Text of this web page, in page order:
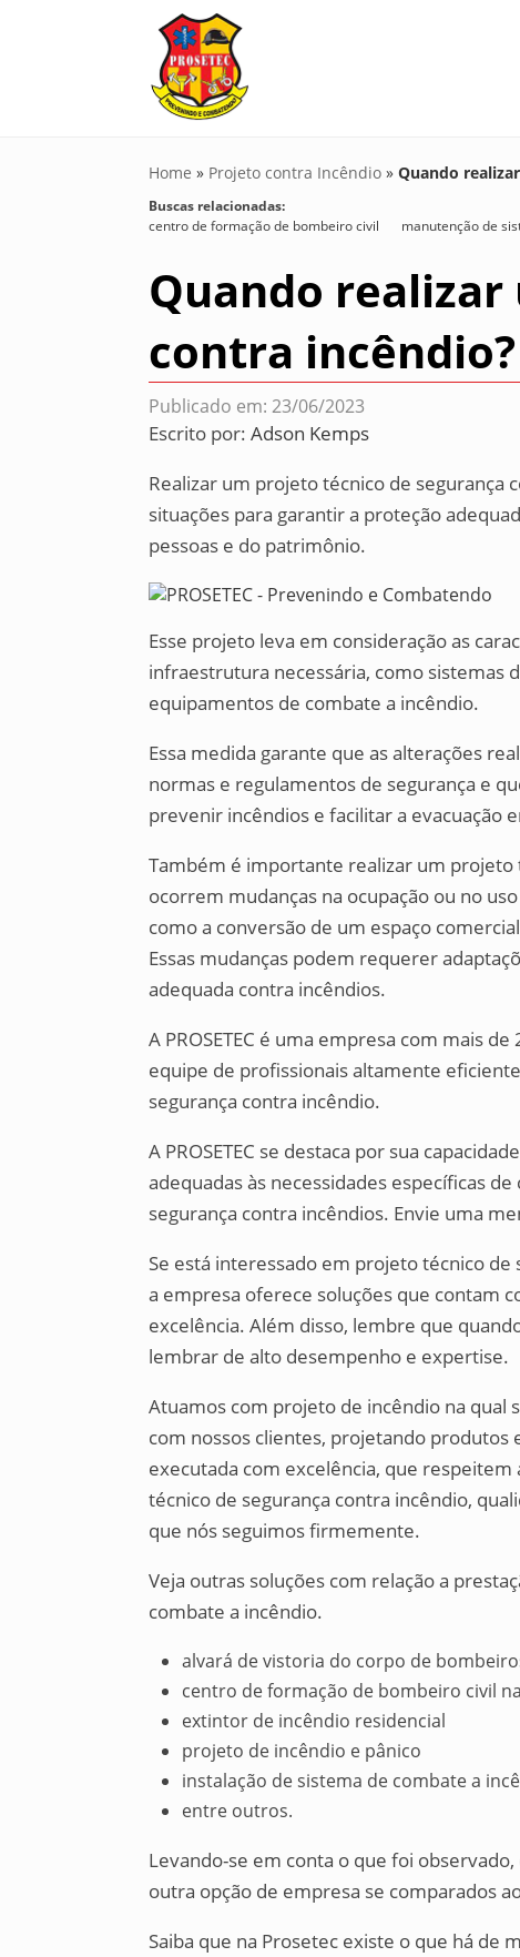
Home » Projeto contra Incêndio »Quando
Buscas relacionadas:
centro de formação de bombeiro civil
manutenção de
Quando
contra incêndio?
Publicado em: 23/06/2023
Escrito por:Adson Kemps
Realizar um projeto técnico de segurança
situações para garantir a proteção
pessoas e do patrimônio.
Esse projeto leva em consideração as
infraestrutura necessária, como sistemas
equipamentos de combate a incêndio.
Essa medida garante que as alterações
normas e regulamentos de segurança e
prevenir incêndios e facilitar a evacuação
Também é importante realizar um
ocorrem mudanças na ocupação ou no
como a conversão de um espaço
Essas mudanças podem requerer
adequada contra incêndios.
A PROSETEC é uma empresa com mais
equipe de profissionais altamente
segurança contra incêndio.
A PROSETEC se destaca por sua
adequadas às necessidades específicas
segurança contra incêndios. Envie uma
Se está interessado em projeto técnico
a empresa oferece soluções que contam
excelência. Além disso, lembre que
lembrar de alto desempenho e expertise.
Atuamos com projeto de incêndio na
com nossos clientes, projetando produtos
executada com excelência, que
técnico de segurança contra incêndio,
que nós seguimos firmemente.
Veja outras soluções com relação a
combate a incêndio.
alvará de vistoria do corpo de
centro de formação de bombeiro civil
extintor de incêndio residencial
projeto de incêndio e pânico
instalação de sistema de combate a
entre outros.
Levando-se em conta o que foi
outra opção de empresa se comparados
Saiba que na Prosetec existe o que há de